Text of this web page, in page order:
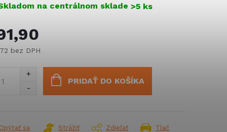
na centrálnom sklade >5 ks
bez DPH
PRIDAŤ DO KOŠÍKA
Tlač
Opýtať sa Strážiť Zdieľať